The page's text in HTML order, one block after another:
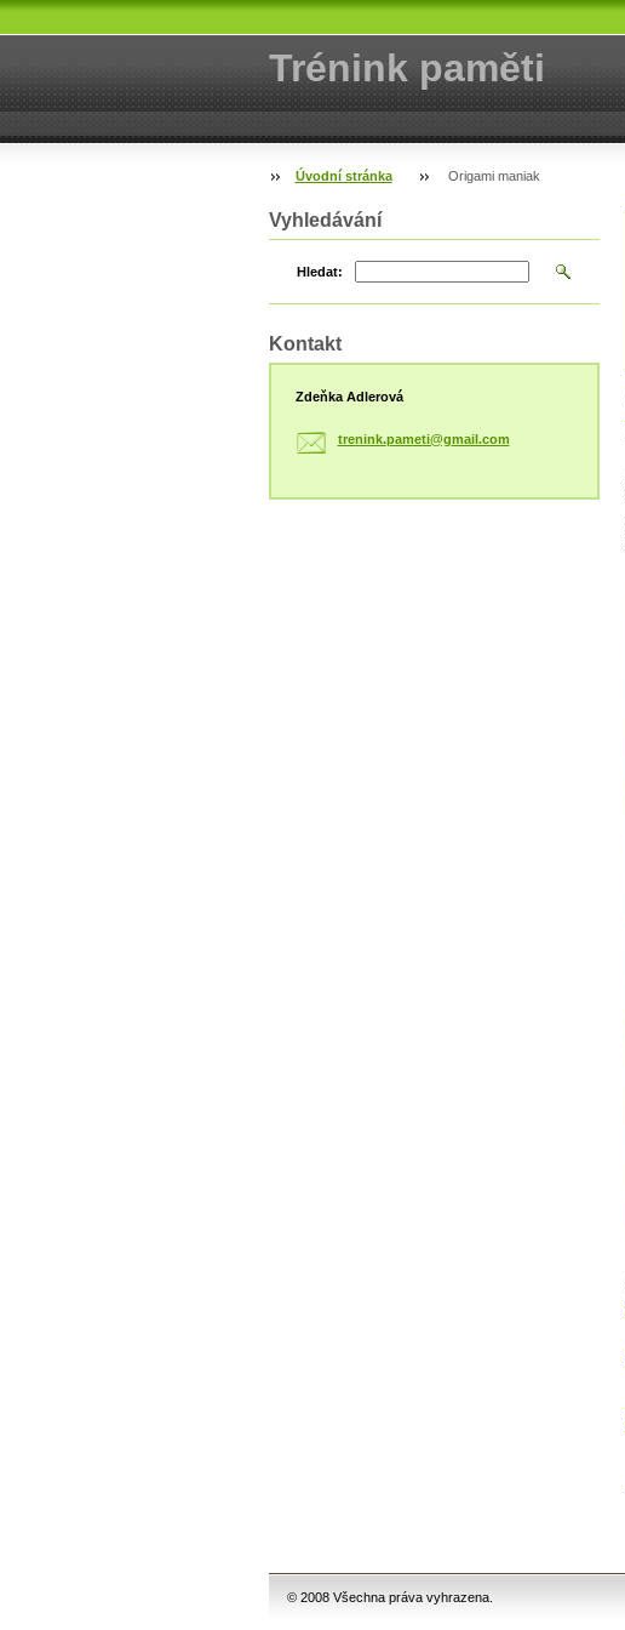
Trénink paměti
Úvodní stránka Origami maniak
Vyhledávání
Hledat:
Kontakt
Zdeňka Adlerová
trenink.pameti@gmail.com
© 2008 Všechna práva vyhrazena.